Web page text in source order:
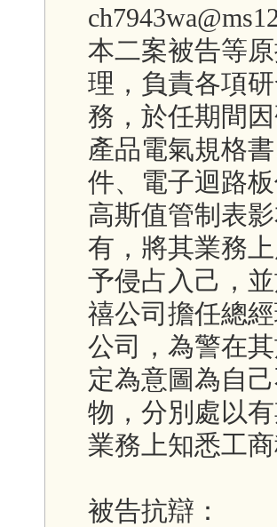
本二案被告等
理，負責各項
務，於任期間
產品電氣規格
件、電子迴路
高斯值管制表
有，將其業務
予侵占入己，
禧公司擔任總
公司，為警在
定為意圖為自
物，分別處以
業務上知悉工
被告抗辯：